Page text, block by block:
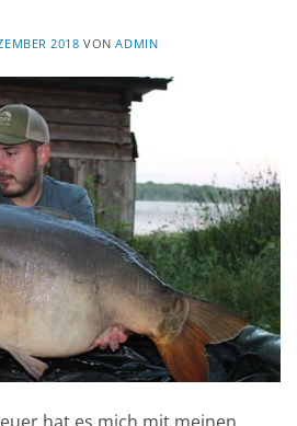
2018 VONADMIN
hat es mich mit meinen